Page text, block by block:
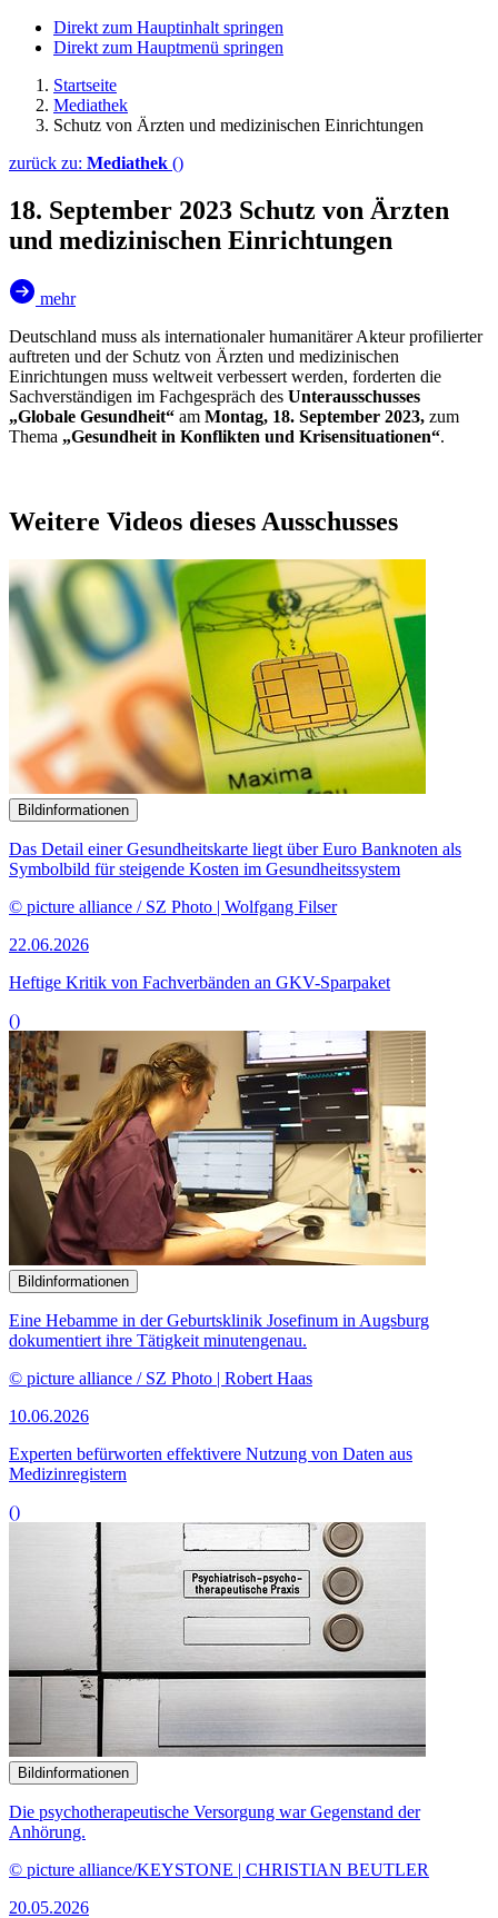
Direkt zum Hauptinhalt springen
Direkt zum Hauptmenü springen
Startseite
Mediathek
Schutz von Ärzten und medizinischen Einrichtungen
zurück zu: Mediathek ()
18. September 2023 Schutz von Ärzten
und medizinischen Einrichtungen
mehr
Deutschland muss als internationaler humanitärer Akteur profilierter
auftreten und der Schutz von Ärzten und medizinischen
Einrichtungen muss weltweit verbessert werden, forderten die
Sachverständigen im Fachgespräch des Unterausschusses
„Globale Gesundheit“ am Montag, 18. September 2023, zum
Thema „Gesundheit in Konflikten und Krisensituationen“.
Weitere Videos dieses Ausschusses
Bildinformationen
Das Detail einer Gesundheitskarte liegt über Euro Banknoten als
Symbolbild für steigende Kosten im Gesundheitssystem
© picture alliance / SZ Photo | Wolfgang Filser
22.06.2026
Heftige Kritik von Fachverbänden an GKV-Sparpaket
()
Bildinformationen
Eine Hebamme in der Geburtsklinik Josefinum in Augsburg
dokumentiert ihre Tätigkeit minutengenau.
© picture alliance / SZ Photo | Robert Haas
10.06.2026
Experten befürworten effektivere Nutzung von Daten aus
Medizinregistern
()
Bildinformationen
Die psychotherapeutische Versorgung war Gegenstand der
Anhörung.
© picture alliance/KEYSTONE | CHRISTIAN BEUTLER
20.05.2026